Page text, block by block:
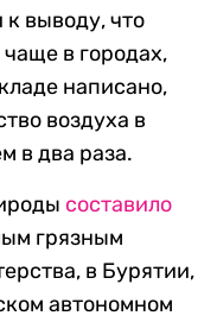
выводу, что
в городах,
написано,
воздуха в
в два раза.
составило
грязным
в Бурятии,
автономном